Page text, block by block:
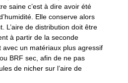
saine c’est à dire avoir été
Elle conserve alors
L’aire de distribution doit être
à partir de la seconde
avec un matériaux plus agressif
BRF sec, afin de ne pas
de nicher sur l’aire de